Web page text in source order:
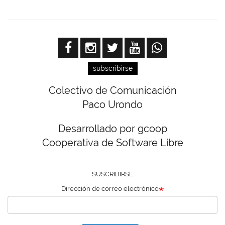
subscribirse
Colectivo de Comunicación
Paco Urondo
Desarrollado por gcoop
Cooperativa de Software Libre
SUSCRIBIRSE
Dirección de correo electrónico